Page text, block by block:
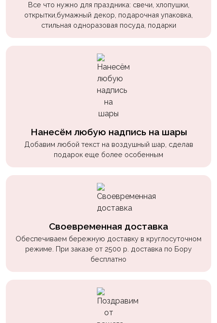
Все что нужно для праздника: свечи, хлопушки,
открытки,бумажный декор, подарочная упаковка,
стильная одноразовая посуда, подарки
Нанесём любую надпись на шары
Добавим любой текст на воздушный шар, сделав
подарок еще более особенным
Своевременная доставка
Обеспечиваем бережную доставку в круглосуточном
режиме. При заказе от 2500 р. доставка по Бору
бесплатно
Котики,
собачки
Ферма